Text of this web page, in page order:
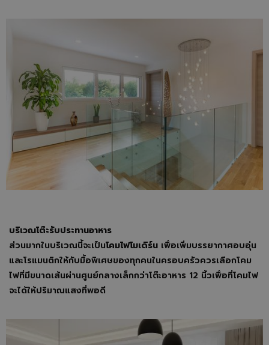
บริเวณโต๊ะรับประทานอาหาร
ส่วนมากในบริเวณนี้จะเป็นโคมไฟโมเดิร์น เพื่อเพิ่มบรรยากาศอบอุ่น
และโรแมนติกให้กับมื้อพิเศษของทุกคนในครอบครัวควรเลือกโคม
ไฟที่มีขนาดเส้นผ่านศูนย์กลางเล็กกว่าโต๊ะอาหาร 12 นิ้วเพื่อที่โคมไฟ
จะได้ให้ปริมาณแสงที่พอดี